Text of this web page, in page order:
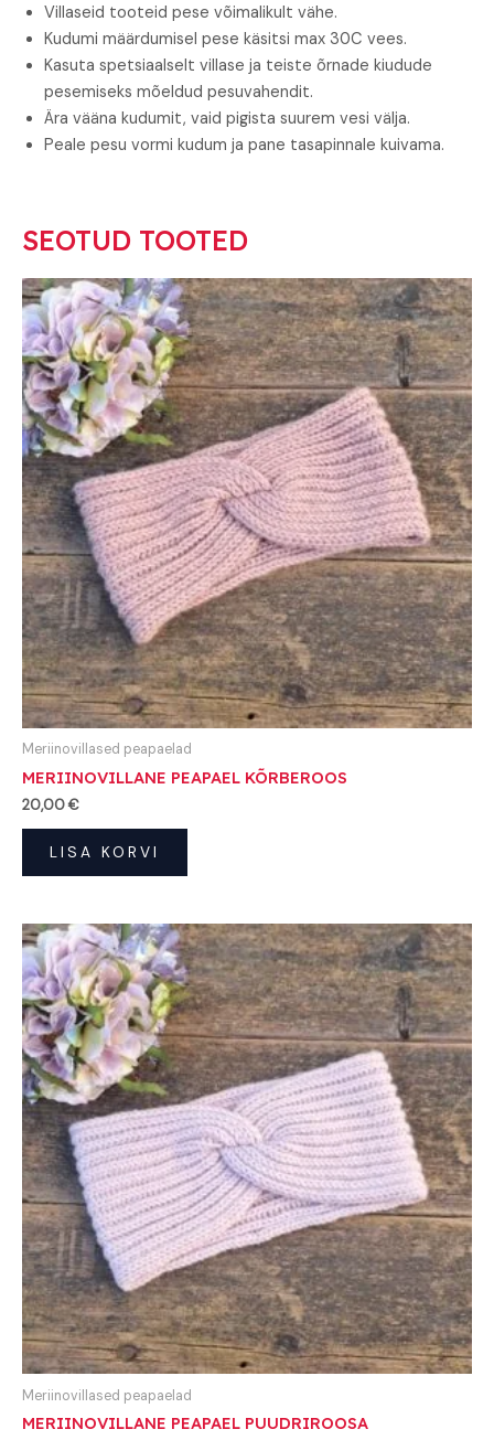
Villaseid tooteid pese võimalikult vähe.
Kudumi määrdumisel pese käsitsi max 30C vees.
Kasuta spetsiaalselt villase ja teiste õrnade kiudude
pesemiseks mõeldud pesuvahendit.
Ära vääna kudumit, vaid pigista suurem vesi välja.
Peale pesu vormi kudum ja pane tasapinnale kuivama.
SEOTUD TOOTED
Meriinovillased peapaelad
MERIINOVILLANE PEAPAEL KÕRBEROOS
20,00€
LISA KORVI
Meriinovillased peapaelad
MERIINOVILLANE PEAPAEL PUUDRIROOSA